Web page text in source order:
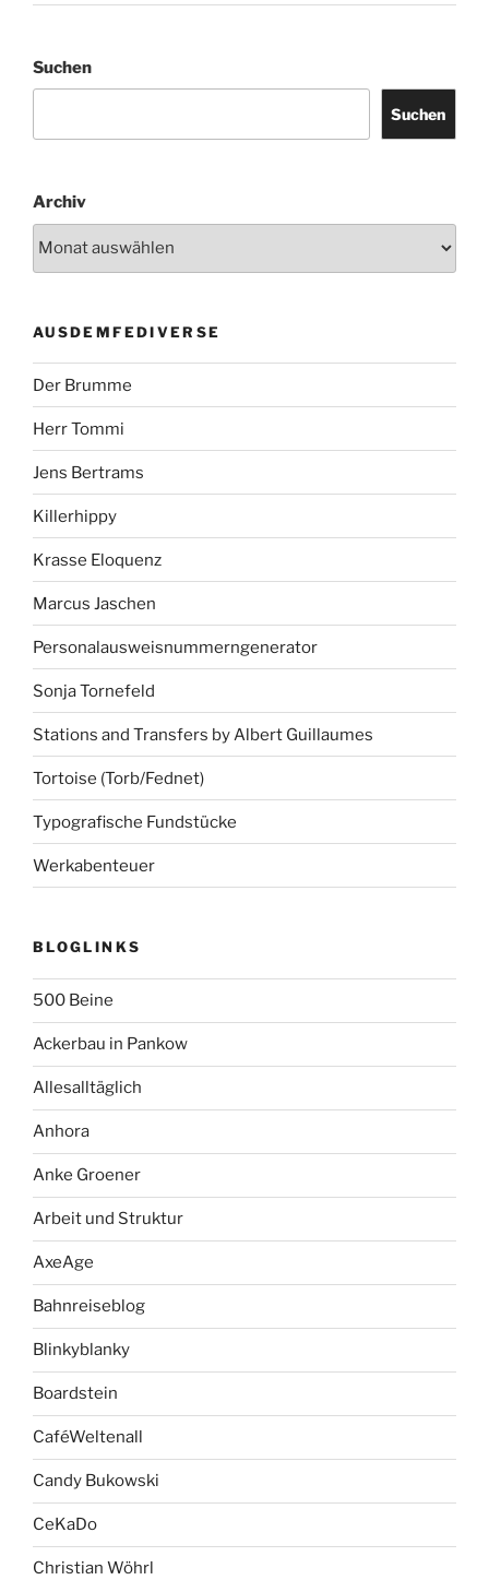
Suchen
Suchen
Archiv
AUSDEMFEDIVERSE
Der Brumme
Herr Tommi
Jens Bertrams
Killerhippy
Krasse Eloquenz
Marcus Jaschen
Personalausweisnummerngenerator
Sonja Tornefeld
Stations and Transfers by Albert Guillaumes
Tortoise (Torb/Fednet)
Typografische Fundstücke
Werkabenteuer
BLOGLINKS
500 Beine
Ackerbau in Pankow
Allesalltäglich
Anhora
Anke Groener
Arbeit und Struktur
AxeAge
Bahnreiseblog
Blinkyblanky
Boardstein
CaféWeltenall
Candy Bukowski
CeKaDo
Christian Wöhrl